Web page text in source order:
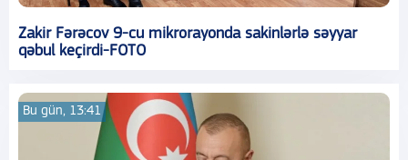
Zakir Fərəcov 9-cu mikrorayonda sakinlərlə səyyar
qəbul keçirdi-FOTO
Bu gün, 13:41